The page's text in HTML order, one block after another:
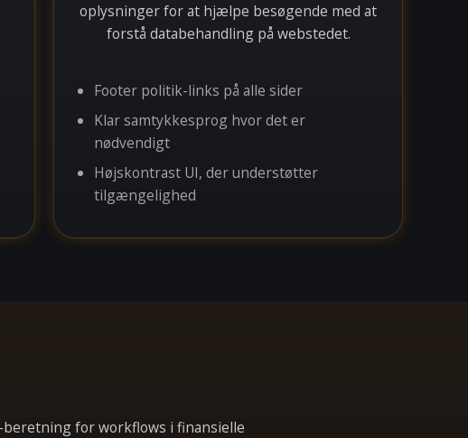
oplysninger for at hjælpe besøgende med at
forstå databehandling på webstedet.
Footer politik-links på alle sider
Klar samtykkesprog hvor det er
nødvendigt
Højskontrast UI, der understøtter
tilgængelighed
for workflows i finansielle